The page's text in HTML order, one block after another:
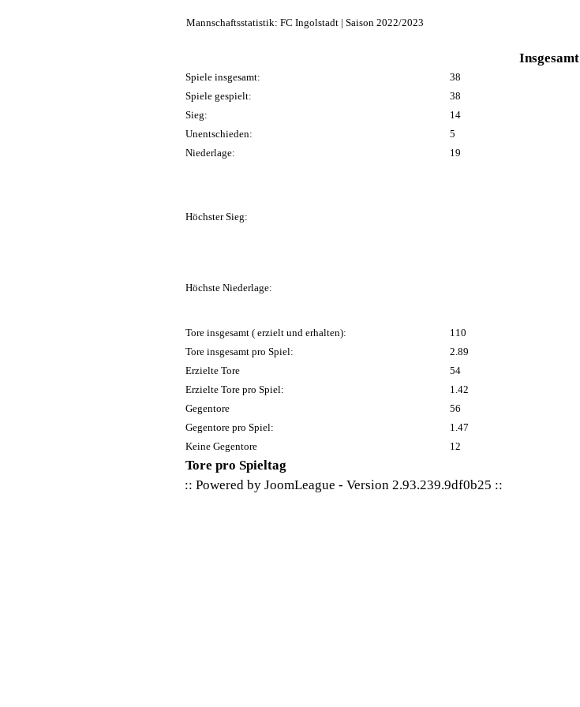
Mannschaftsstatistik: FC Ingolstadt | Saison 2022/2023
Insgesamt
Spiele insgesamt: 38
Spiele gespielt:
38
Sieg:
14
Unentschieden:
5
Niederlage:
19
Höchster Sieg:
Höchste Niederlage:
Tore insgesamt ( erzielt und erhalten):
110
Tore insgesamt pro Spiel:
2.89
Erzielte Tore
54
Erzielte Tore pro Spiel:
1.42
Gegentore
56
Gegentore pro Spiel:
1.47
Keine Gegentore
12
Tore pro Spieltag
:: Powered by JoomLeague - Version 2.93.239.9df0b25 ::